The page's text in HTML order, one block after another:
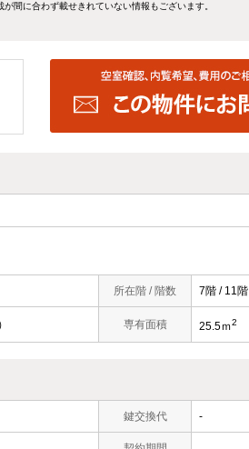
間に合わず載せきれていない情報もございます。
所在階 / 階数 7階 / 11階
専有面積 25.5ｍ2
鍵交換代 -